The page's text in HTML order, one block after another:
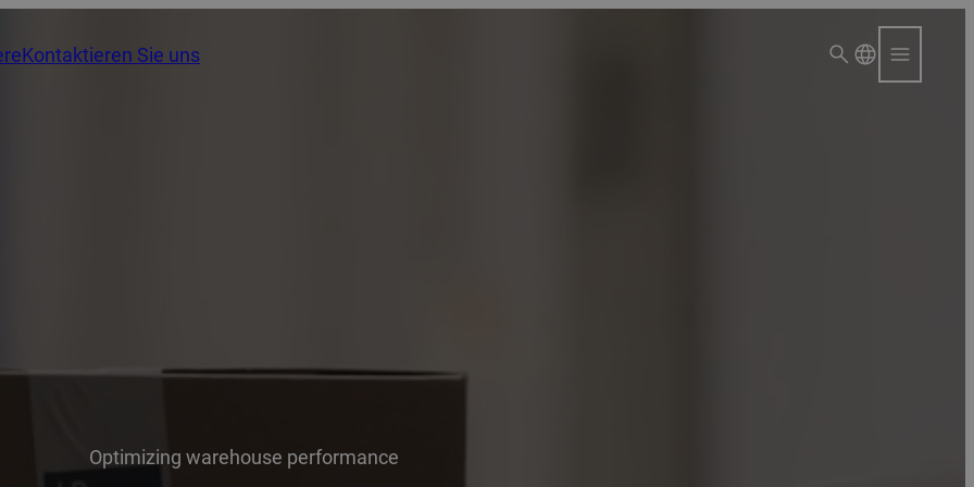
Kontaktieren Sie uns
Optimizing warehouse performance